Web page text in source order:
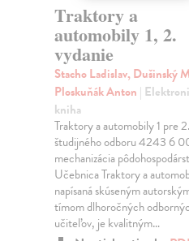
Traktory a
automobily 1, 2.
vydanie
Stacho Ladislav, Dušinský
Ploskuňák Anton |
kniha
Traktory a automobily 1 pre
študijného odboru 4243 6
mechanizácia
Učebnica Traktory a
napísaná skúseným
tímom dlhoročných
učiteľov, je kvalitným…